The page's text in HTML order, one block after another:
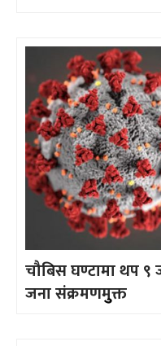
चौबिस घण्टामा थप ९
जना संक्रमणमुुक्त